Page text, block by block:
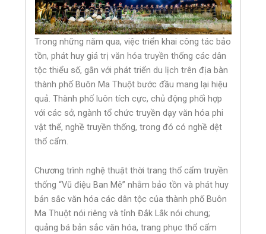
Trong những năm qua, việc triển khai công tác bảo
tồn, phát huy giá trị văn hóa truyền thống các dân
tộc thiểu số, gắn với phát triển du lịch trên địa bàn
thành phố Buôn Ma Thuột bước đầu mang lại hiệu
quả. Thành phố luôn tích cực, chủ động phối hợp
với các sở, ngành tổ chức truyền dạy văn hóa phi
vật thể, nghề truyền thống, trong đó có nghề dệt
thổ cẩm.
Chương trình nghệ thuật thời trang thổ cẩm truyền
thống “Vũ điệu Ban Mê” nhằm bảo tồn và phát huy
bản sắc văn hóa các dân tộc của thành phố Buôn
Ma Thuột nói riêng và tỉnh Đắk Lắk nói chung;
quảng bá bản sắc văn hóa, trang phục thổ cẩm